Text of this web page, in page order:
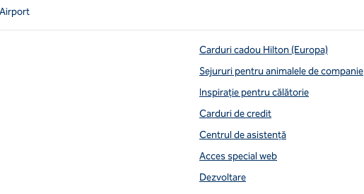
Carduri cadou Hilton (Europa)
Sejururi pentru animalele de companie
Inspirație pentru călătorie
Carduri de credit
Centrul de asistență
Acces special web
Dezvoltare